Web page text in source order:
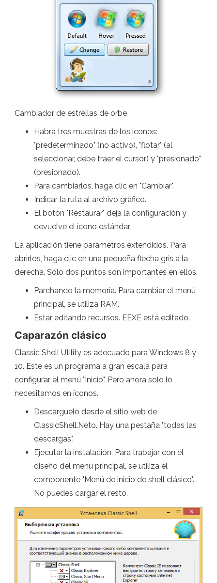
Cambiador de estrellas de orbe
Habrá tres muestras de los iconos:
"predeterminado" (no activo), "flotar" (al
seleccionar, debe traer el cursor) y "presionado"
(presionado).
Para cambiarlos, haga clic en "Cambiar".
Indicar la ruta al archivo gráfico.
El botón "Restaurar" deja la configuración y
devuelve el icono estándar.
La aplicación tiene parámetros extendidos. Para
abrirlos, haga clic en una pequeña flecha gris a la
derecha. Solo dos puntos son importantes en ellos.
Parchando la memoria. Para cambiar el menú
principal, se utiliza RAM.
Estar editando recursos. EEXE está editado.
Caparazón clásico
Classic Shell Utility es adecuado para Windows 8 y
10. Este es un programa a gran escala para
configurar el menú "Inicio". Pero ahora solo lo
necesitamos en íconos.
Descárguelo desde el sitio web de
ClassicShell.Neto. Hay una pestaña "todas las
descargas".
Ejecutar la instalación. Para trabajar con el
diseño del menú principal, se utiliza el
componente "Menú de inicio de shell clásico".
No puedes cargar el resto.